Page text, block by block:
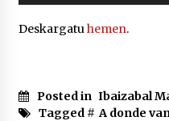
2026/07/
Deskargatuhemen.
Posted in Ibaizabal
Tagged # A donde